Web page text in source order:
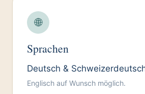
🌐
Sprachen
Deutsch &
Englisch auf Wunsch möglich.